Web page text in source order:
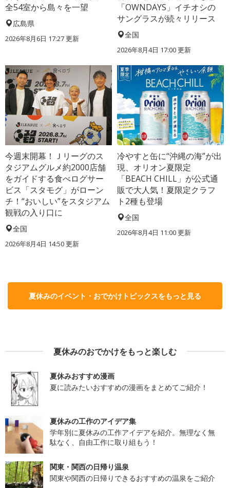
全54室から島々を一望
広島県
2026年8月6日 17:27更新
「OWNDAYS」イチオシの
サングラスが続々リリース
全国
2026年8月4日 17:00更新
今週末開幕！Ｊリーグのス
タジアムグルメ約2000店舗
をガイドする食べログサー
ビス「スタモグ」がローン
チ！“おいしい”をスタジアム
観戦の入り口に
全国
2026年8月4日 14:50更新
冷やすと缶に“沖縄の海”が出
現、オリオン夏限定
「BEACH CHILL」が公式通
販で大人気！夏限定クラフ
ト2種も登場
全国
2026年8月4日 11:00更新
夏休みのイベント・おでかけトピックスをもっと見る
夏休みのおでかけをもっと楽しむ
夏休みおすすめ漫画
夏に読みたいおすすめの漫画をまとめてご紹介！
夏休みの工作のアイデア集
学年別に夏休みの工作アイデアを紹介。無理なく無
駄なく、自由工作に取り組もう！
関東・関西の日帰り温泉
関東や関西の日帰りできるおすすめの温泉をご紹介